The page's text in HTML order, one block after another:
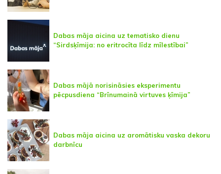
Dabas māja aicina uz tematisko dienu
“Sirdsķīmija: no eritrocīta līdz mīlestībai”
Dabas mājā norisināsies eksperimentu
pēcpusdiena “Brīnumainā virtuves ķīmija”
Dabas māja aicina uz aromātisku vaska dekoru
darbnīcu